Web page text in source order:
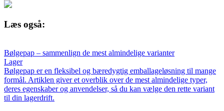
Læs også:
Bølgepap – sammenlign de mest almindelige varianter
Lager
Bølgepap er en fleksibel og bæredygtig emballageløsning til mange
formål. Artiklen giver et overblik over de mest almindelige typer,
deres egenskaber og anvendelser, så du kan vælge den rette variant
til din lagerdrift.